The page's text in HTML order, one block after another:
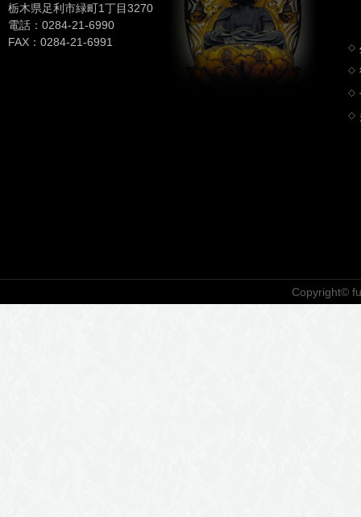
栃木県足利市緑町1丁目3270
電話：0284-21-6990
FAX：0284-21-6991
Copyright©